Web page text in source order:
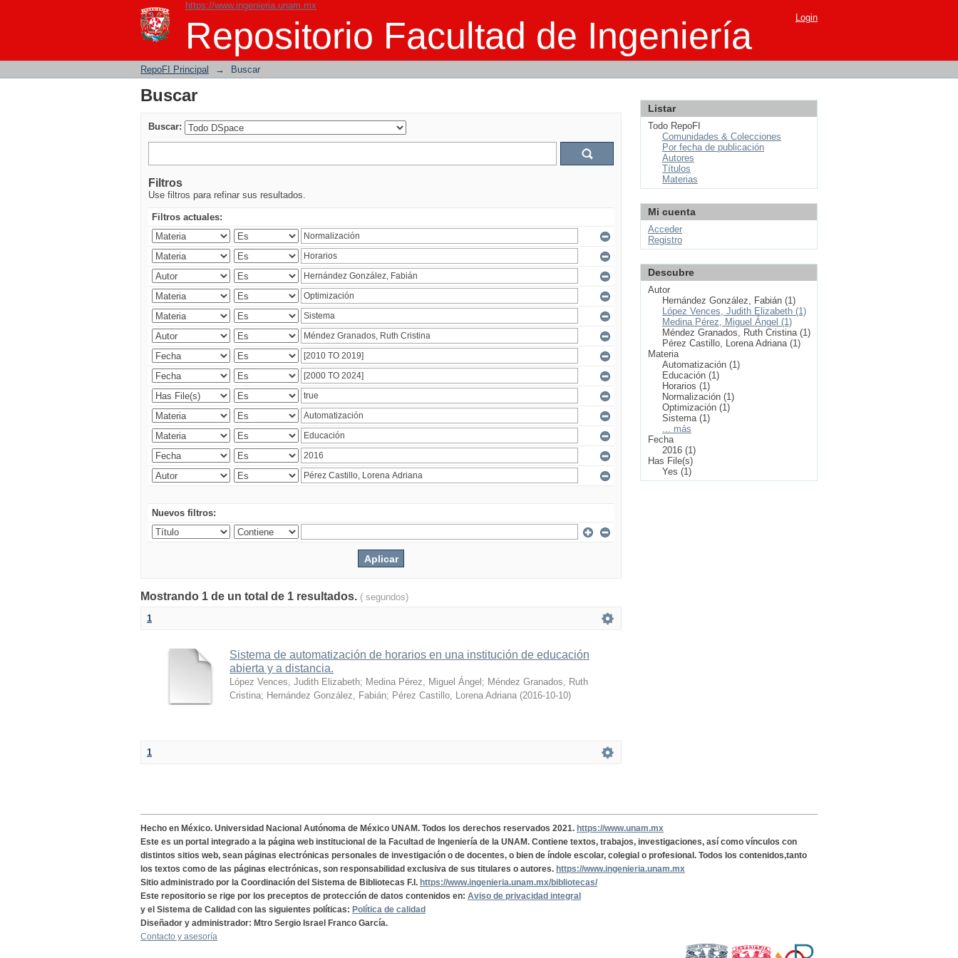
https://www.ingenieria.unam.mx
Repositorio Facultad de Ingeniería
Buscar Login
RepoFI Principal → Buscar
Buscar
Buscar:
Filtros
Use filtros para refinar sus resultados.
Filtros actuales:
Nuevos filtros:
Mostrando 1 de un total de 1 resultados. ( segundos)
1
Sistema de automatización de horarios en una institución de educación
abierta y a distancia.
López Vences, Judith Elizabeth; Medina Pérez, Miguel Ángel ; Méndez Granados, Ruth
Cristina; Hernández González, Fabián; Pérez Castillo, Lorena Adriana (2016-10-10)
1
Listar
Todo RepoFI
Comunidades & Colecciones
Por fecha de publicación
Autores
Títulos
Materias
Mi cuenta
Acceder
Registro
Descubre
Autor
Hernández González, Fabián (1)
López Vences, Judith Elizabeth (1)
Medina Pérez, Miguel Ángel (1)
Méndez Granados, Ruth Cristina (1)
Pérez Castillo, Lorena Adriana (1)
Materia
Automatización (1)
Educación (1)
Horarios (1)
Normalización (1)
Optimización (1)
Sistema (1)
... más
Fecha
2016 (1)
Has File(s)
Yes (1)
Hecho en México. Universidad Nacional Autónoma de México UNAM. Todos los derechos reservados 2021. https://www.unam.mx
Este es un portal integrado a la página web institucional de la Facultad de Ingeniería de la UNAM. Contiene textos, trabajos, investigaciones, así como vínculos con
distintos sitios web, sean páginas electrónicas personales de investigación o de docentes, o bien de índole escolar, colegial o profesional. Todos los contenidos,tanto
los textos como de las páginas electrónicas, son responsabilidad exclusiva de sus titulares o autores. https://www.ingenieria.unam.mx
Sitio administrado por la Coordinación del Sistema de Bibliotecas F.I. https://www.ingenieria.unam.mx/bibliotecas/
Este repositorio se rige por los preceptos de protección de datos contenidos en: Aviso de privacidad integral
y el Sistema de Calidad con las siguientes políticas: Política de calidad
Diseñador y administrador: Mtro Sergio Israel Franco García.
Contacto y asesoría